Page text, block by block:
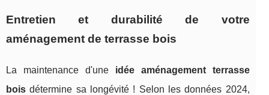
Entretien et durabilité de votre
aménagement de terrasse bois
La maintenance d'une idée aménagement terrasse
bois détermine sa longévité ! Selon les données 2024,